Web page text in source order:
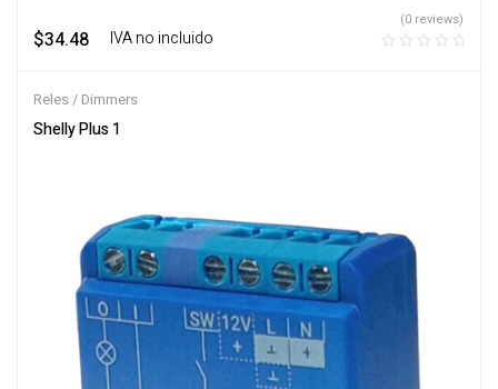
$34.48 ‎ ‎ ‎ IVA no incluido
(0 reviews)
Reles / Dimmers
Shelly Plus 1